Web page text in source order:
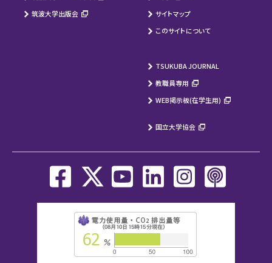
筑波大学出版会
サイトマップ
このサイトについて
TSUKUBA JOURNAL
教職員専用
WEB掲示板(在学生用)
国立大学協会